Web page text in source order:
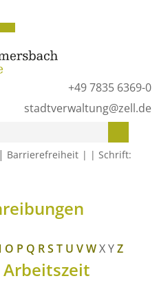
+49 7835 6369-0
stadtverwaltung@zell.de
| Barrierefreiheit Schrift:
O P Q RS T U VWXYZ
Arbeitszeit